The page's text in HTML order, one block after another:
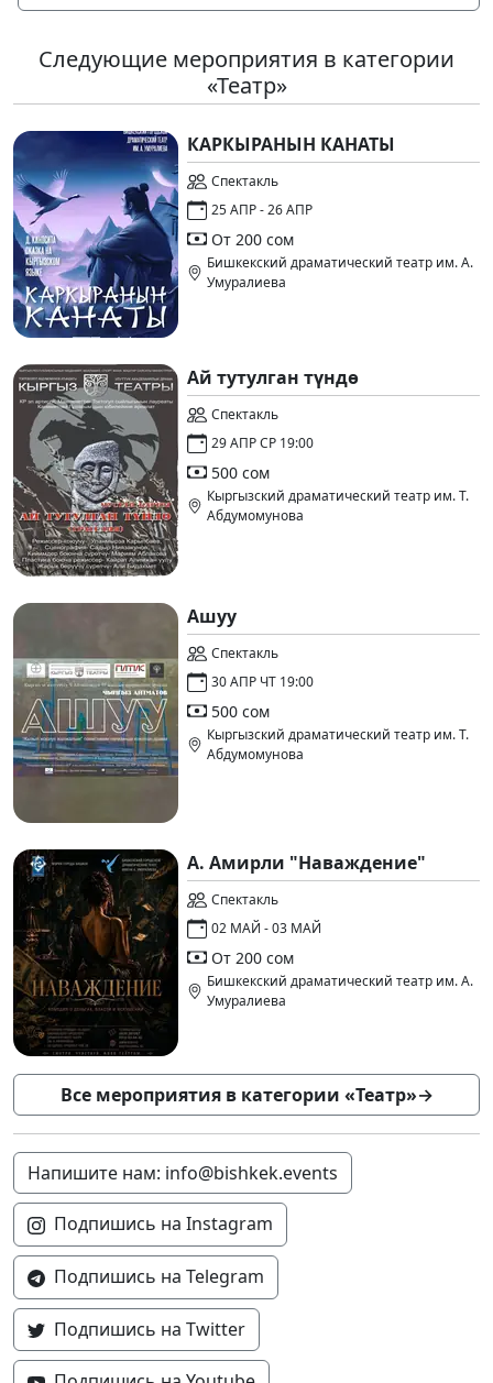
Следующие мероприятия в категории
«Театр»
КАРКЫРАНЫН КАНАТЫ
Спектакль
25 АПР - 26 АПР
От 200 сом
Бишкекский драматический театр им. А.
Умуралиева
Ай тутулган түндө
Спектакль
29 АПР СР 19:00
500 сом
Кыргызский драматический театр им. Т.
Абдумомунова
Ашуу
Спектакль
30 АПР ЧТ 19:00
500 сом
Кыргызский драматический театр им. Т.
Абдумомунова
А. Амирли "Наваждение"
Спектакль
02 МАЙ - 03 МАЙ
От 200 сом
Бишкекский драматический театр им. А.
Умуралиева
Все мероприятия в категории «Театр»→
Напишите нам: info@bishkek.events
Подпишись на Instagram
Подпишись на Telegram
Подпишись на Twitter